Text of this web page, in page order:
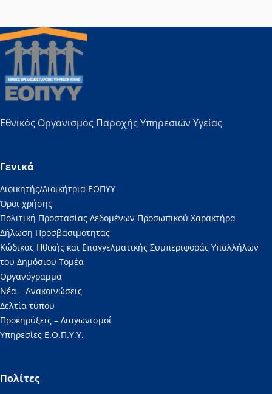
Εθνικός Οργανισμός Παροχής Υπηρεσιών Υγείας
Γενικά
Διοικητής/Διοικήτρια ΕΟΠΥΥ
Όροι χρήσης
Πολιτική Προστασίας Δεδομένων Προσωπικού Χαρακτήρα
Δήλωση Προσβασιμότητας
Κώδικας Ηθικής και Επαγγελματικής Συμπεριφοράς Υπαλλήλων
του Δημόσιου Τομέα
Οργανόγραμμα
Νέα – Ανακοινώσεις
Δελτία τύπου
Προκηρύξεις – Διαγωνισμοί
Υπηρεσίες Ε.Ο.Π.Υ.Υ.
Πολίτες